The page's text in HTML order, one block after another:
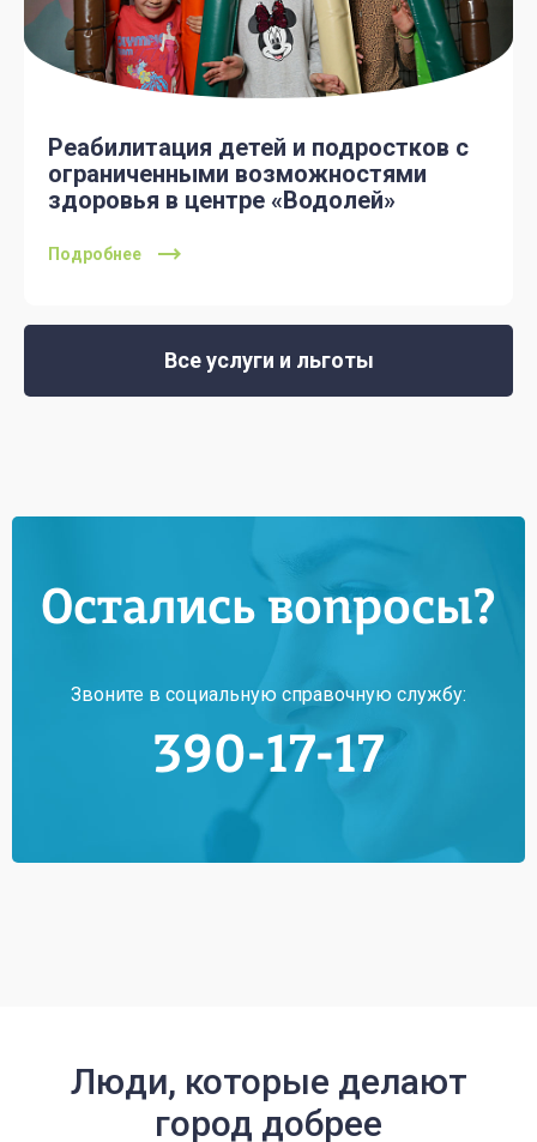
Реабилитация детей и подростков с
ограниченными возможностями
здоровья в центре «Водолей»
Подробнее
Все услуги и льготы
Остались вопросы?
Звоните в социальную справочную службу:
390-17-17
Люди, которые делают
город добрее